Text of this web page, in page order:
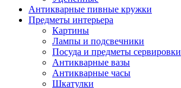
Антикварные пивные кружки
Предметы интерьера
Картины
Лампы и подсвечники
Посуда и предметы сервировки
Антикварные вазы
Антикварные часы
Шкатулки